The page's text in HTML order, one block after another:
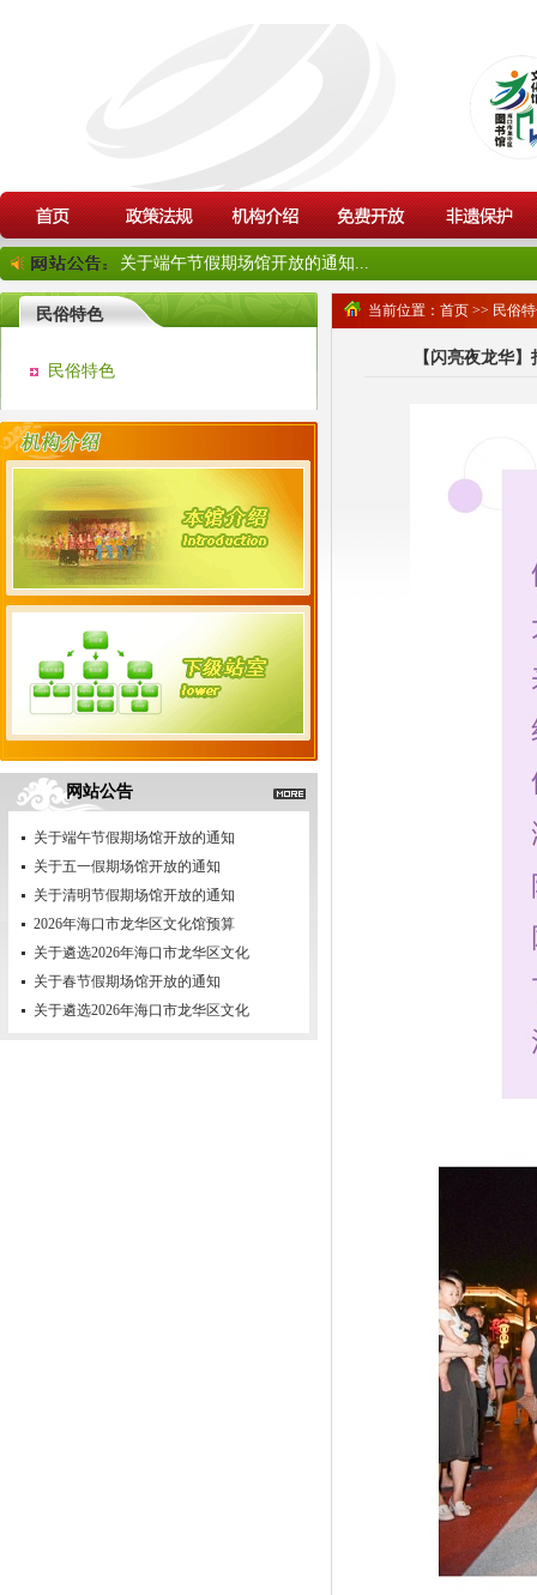
关于端午节假期场馆开放的通知...
民俗特色
民俗特色
网站公告
关于端午节假期场馆开放的通知
关于五一假期场馆开放的通知
关于清明节假期场馆开放的通知
2026年海口市龙华区文化馆预算
关于遴选2026年海口市龙华区文化
关于春节假期场馆开放的通知
关于遴选2026年海口市龙华区文化
当前位置： 首页 >> 民俗
【闪亮夜龙华